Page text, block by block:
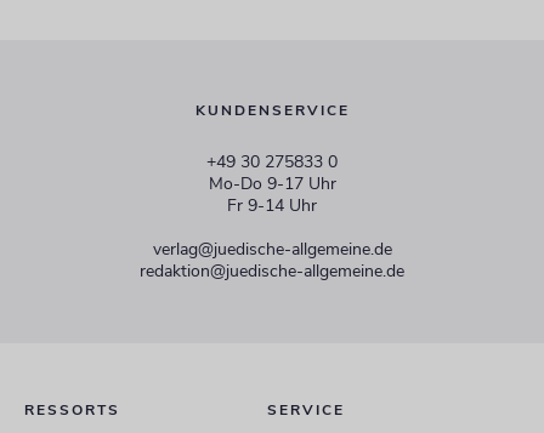
KUNDENSERVICE
+49 30 275833 0
Mo-Do 9-17 Uhr
Fr 9-14 Uhr
verlag@juedische-allgemeine.de
redaktion@juedische-allgemeine.de
RESSORTS SERVICE